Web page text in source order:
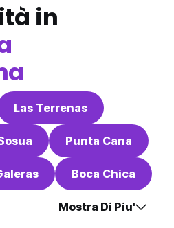
in
Las Terrenas
Punta Cana
Boca Chica
Mostra Di Piu'